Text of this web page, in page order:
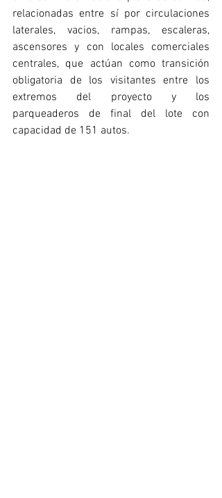
relacionadas entre sí por circulaciones
laterales, vacios, rampas, escaleras,
ascensores y con locales comerciales
centrales, que actúan como transición
obligatoria de los visitantes entre los
extremos del proyecto y los
parqueaderos de final del lote con
capacidad de 151 autos.